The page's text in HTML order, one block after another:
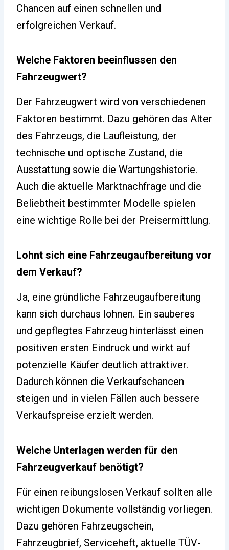
Chancen auf einen schnellen und
erfolgreichen Verkauf.
Welche Faktoren beeinflussen den
Fahrzeugwert?
Der Fahrzeugwert wird von verschiedenen
Faktoren bestimmt. Dazu gehören das Alter
des Fahrzeugs, die Laufleistung, der
technische und optische Zustand, die
Ausstattung sowie die Wartungshistorie.
Auch die aktuelle Marktnachfrage und die
Beliebtheit bestimmter Modelle spielen
eine wichtige Rolle bei der Preisermittlung.
Lohnt sich eine Fahrzeugaufbereitung vor
dem Verkauf?
Ja, eine gründliche Fahrzeugaufbereitung
kann sich durchaus lohnen. Ein sauberes
und gepflegtes Fahrzeug hinterlässt einen
positiven ersten Eindruck und wirkt auf
potenzielle Käufer deutlich attraktiver.
Dadurch können die Verkaufschancen
steigen und in vielen Fällen auch bessere
Verkaufspreise erzielt werden.
Welche Unterlagen werden für den
Fahrzeugverkauf benötigt?
Für einen reibungslosen Verkauf sollten alle
wichtigen Dokumente vollständig vorliegen.
Dazu gehören Fahrzeugschein,
Fahrzeugbrief, Serviceheft, aktuelle TÜV-